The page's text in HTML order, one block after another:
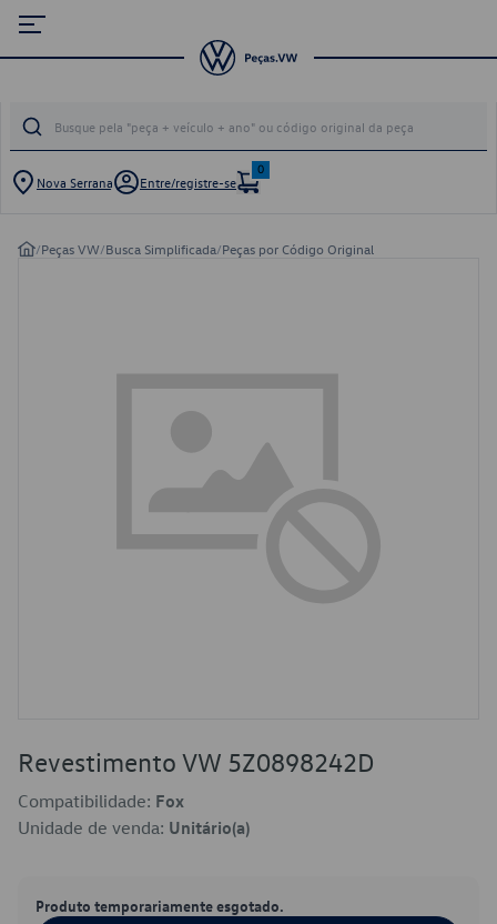
Nova Serrana Entre/registre-se
0
/Peças VW/Busca Simplificada/Peças por Código Original
Revestimento VW 5Z0898242D
Compatibilidade: Fox
Unidade de venda: Unitário(a)
Produto temporariamente esgotado.